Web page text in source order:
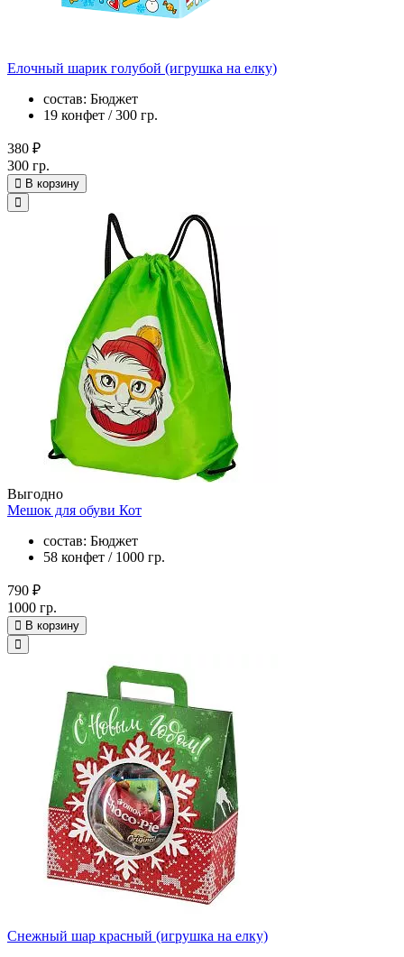
Елочный шарик голубой (игрушка на елку)
состав: Бюджет
19 конфет / 300 гр.
380 ₽
300 гр.
В корзину
Выгодно
Мешок для обуви Кот
состав: Бюджет
58 конфет / 1000 гр.
790 ₽
1000 гр.
В корзину
Снежный шар красный (игрушка на елку)